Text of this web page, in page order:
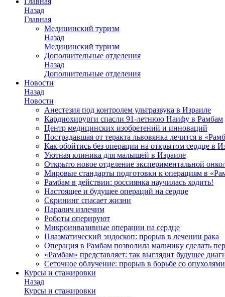
Назад
Главная
Медицинский туризм
Назад
Медицинский туризм
Дополнительные отделения
Назад
Дополнительные отделения
Новости
Назад
Новости
Анестезия под контролем ультразвука в Израиле
Кардиохирурги спасли 91-летнюю Наифу в Рамбам
Центр медицинских изобретений и инноваций
Пострадавшая от теракта львовянка лечится в
Как обойтись без операции на открытом сердце в
Уютная клиника для малышей в Израиле
Открыто новое отделение экспериментальной
Мировые стандарты подготовки к операциям в
Рамбам в действии: россиянка научилась ходить!
Настоящее и будущее операций на сердце
Скрининг спасает жизни
Паралич излечим
Роботы оперируют
Микроинвазивные операции на сердце
Плазматический эндоскоп: прорыв в лечении рака
Операция в Рамбам позволила мальчику сделать
«Рамбам» представляет: так выглядит будущее
Сеточное облучение: прорыв в борьбе со опухолями
Курсы и стажировки
Назад
Курсы и стажировки